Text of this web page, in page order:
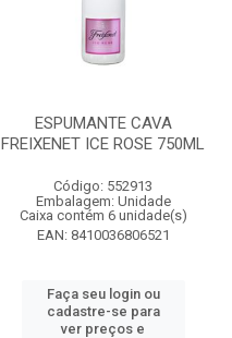
ESPUMANTE CAVA
FREIXENET ICE ROSE 750ML
Código: 552913
Embalagem: Unidade
Caixa contém 6 unidade(s)
EAN: 8410036806521
Faça seu login ou
cadastre-se para
ver preços e